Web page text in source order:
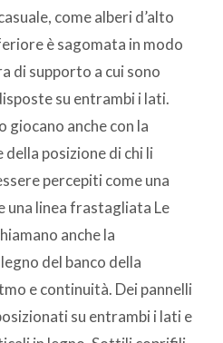
come alberi d’alto
è sagomata in modo
di supporto a cui sono
su entrambi i lati.
giocano anche con la
posizione di chi li
percepiti come una
una linea frastagliata Le
anche la
del banco della
e continuità. Dei pannelli
su entrambi i lati e